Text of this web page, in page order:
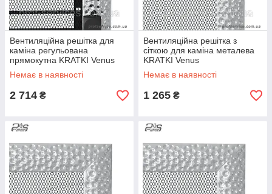
Вентиляційна решітка для
каміна регульована
прямокутна KRATKI Venus
никелированый 17х37 см з
жалюзі
Немає в наявності
2 714 ₴
Вентиляційна решітка з
сіткою для каміна металева
KRATKI Venus
никелированый 11х17 см
Немає в наявності
1 265 ₴